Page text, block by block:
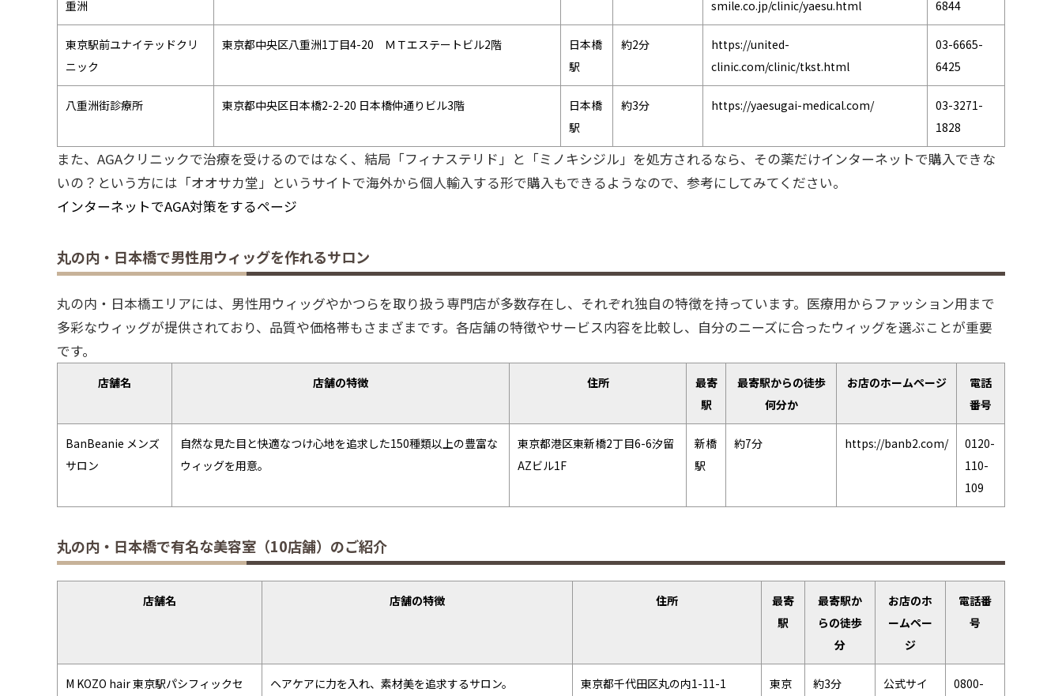
重洲
smile.co.jp/clinic/yaesu.html
6844
東京駅前ユナイテッドクリ
ニック
東京都中央区八重洲1丁目4-20 ＭＴエステートビル2階
日本橋
駅
約2分
https://united-
clinic.com/clinic/tkst.html
03-6665-
6425
八重洲街診療所 東京都中央区日本橋2-2-20 日本橋仲通りビル3階
日本橋
駅
約3分 https://yaesugai-medical.com/
03-3271-
1828
また、AGAクリニックで治療を受けるのではなく、結局「フィナステリド」と「ミノキシジル」を処方されるなら、その薬だけインターネットで購入できな
いの？という方には「オオサカ堂」というサイトで海外から個人輸入する形で購入もできるようなので、参考にしてみてください。
インターネットでAGA対策をするページ
丸の内・日本橋で男性用ウィッグを作れるサロン
丸の内・日本橋エリアには、男性用ウィッグやかつらを取り扱う専門店が多数存在し、それぞれ独自の特徴を持っています。医療用からファッション用まで
多彩なウィッグが提供されており、品質や価格帯もさまざまです。各店舗の特徴やサービス内容を比較し、自分のニーズに合ったウィッグを選ぶことが重要
です。
店舗名 店舗の特徴 住所
最寄
駅
最寄駅からの徒歩
何分か
お店のホームページ
電話
番号
BanBeanie メンズ
サロン
自然な見た目と快適なつけ心地を追求した150種類以上の豊富な
ウィッグを用意。
東京都港区東新橋2丁目6-6汐留
AZビル1F
新橋
駅
約7分 https://banb2.com/
0120-
110-
109
丸の内・日本橋で有名な美容室（10店舗）のご紹介
店舗名 店舗の特徴 住所
最寄
駅
最寄駅か
らの徒歩
分
お店のホ
ームペー
ジ
電話番
号
M KOZO hair 東京駅パシフィックセ
ヘアケアに力を入れ、素材美を追求するサロン。
東京都千代田区丸の内1-11-1
東京
約3分
公式サイ
0800-